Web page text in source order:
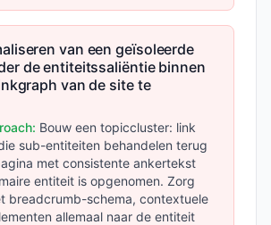
van een geïsoleerde
de entiteitssaliëntie binnen
van de site te
Bouw een topiccluster: link
sub-entiteiten behandelen terug
met consistente ankertekst
entiteit is opgenomen. Zorg
breadcrumb-schema, contextuele
allemaal naar de entiteit